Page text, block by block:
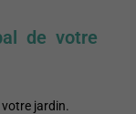
de votre
jardin.